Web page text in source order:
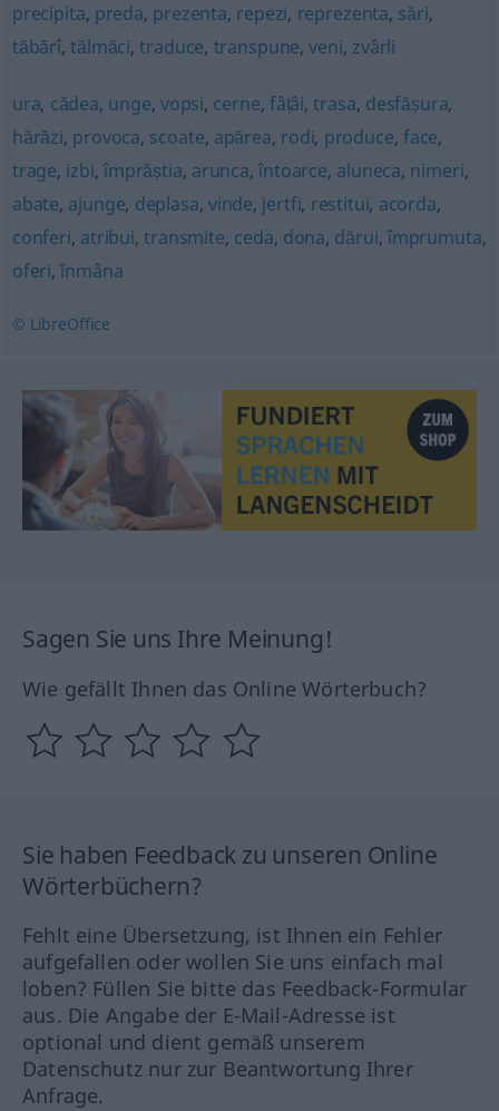
precipita, preda, prezenta, repezi, reprezenta, sări,
tăbărî,tălmăci,traduce, transpune,veni, zvârli
ura, cădea, unge, vopsi, cerne, fâțâi,trasa, desfășura,
hărăzi, provoca, scoate, apărea, rodi, produce, face,
trage, izbi,împrăștia, arunca,întoarce, aluneca, nimeri,
abate, ajunge, deplasa, vinde, jertfi, restitui, acorda,
conferi, atribui,transmite, ceda, dona, dărui, împrumuta,
oferi,înmâna
© LibreOffice
Sagen Sie uns Ihre Meinung!
Wie gefällt Ihnen das Online Wörterbuch?
Sie haben Feedback zu unseren Online
Wörterbüchern?
Fehlt eine Übersetzung, ist Ihnen ein Fehler
aufgefallen oder wollen Sie uns einfach mal
loben? Füllen Sie bitte das Feedback-Formular
aus. Die Angabe der E-Mail-Adresse ist
optional und dient gemäß unserem
Datenschutz nur zur Beantwortung Ihrer
Anfrage.